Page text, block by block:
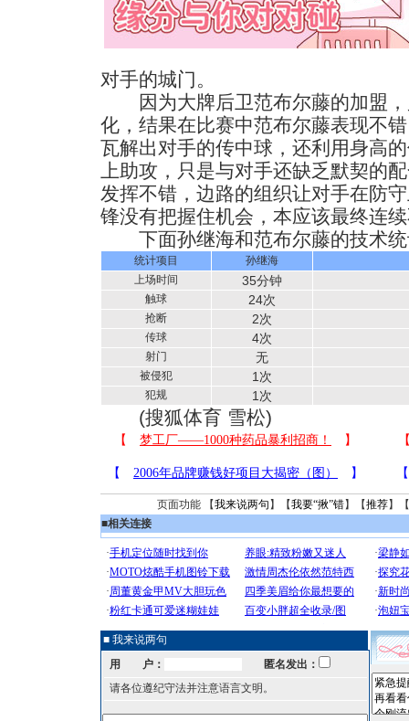
对手的城门。
因为大牌后卫范布尔藤的加盟，
化，结果在比赛中范布尔藤表现不
瓦解出对手的传中球，还利用身高
上助攻，只是与对手还缺乏默契的
发挥不错，边路的组织让对手在防
锋没有把握住机会，本应该最终连
下面孙继海和范布尔藤的技术统
统计项目
孙继海
上场时间
35分钟
触球 24次
抢断 2次
传球 4次
射门 无
被侵犯 1次
犯规 1次
(搜狐体育 雪松)
页面功能 【我来说两句 】【我要“揪”错】【推荐】
■相关连接
■ 我来说两句
用 户：
匿名发出：
请各位遵纪守法并注意语言文明。